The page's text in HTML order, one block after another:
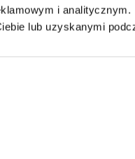
i
lub uzyskanymi